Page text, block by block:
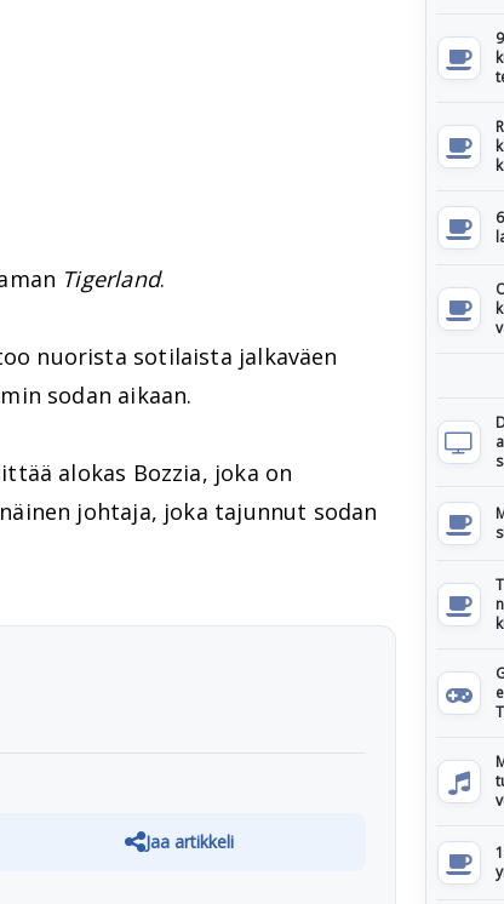
Tigerland.
nuorista sotilaista jalkaväen
sodan aikaan.
alokas Bozzia, joka on
johtaja, joka tajunnut sodan
Jaa artikkeli